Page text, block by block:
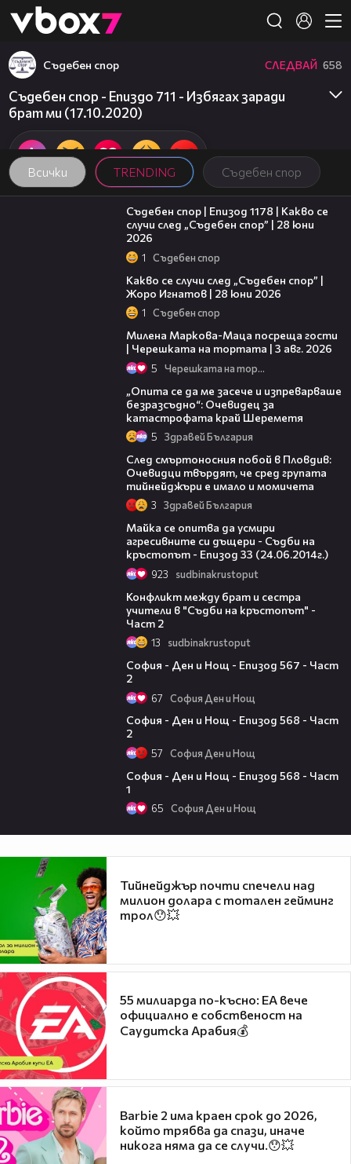
👾
Всички TRENDING Съдебен спор
Съдебен спор СЛЕДВАЙ 658
Съдебен спор - Епиздо 711 - Избягах заради
брат ми (17.10.2020)
47:02
Съдебен спор | Епизод 1178 | Какво се
случи след „Съдебен спор” | 28 юни
2026
1 Съдебен спор
Какво се случи след „Съдебен спор” |
Жоро Игнатов | 28 юни 2026
1 Съдебен спор
Милена Маркова-Маца посреща гости
| Черешката на тортата | 3 авг. 2026
5 Черешката на тортата
„Опита се да ме засече и изпреварваше
безразсъдно“: Очевидец за
катастрофата край Шереметя
5 Здравей България
След смъртоносния побой в Пловдив:
Очевидци твърдят, че сред групата
тийнейджъри е имало и момичета
3 Здравей България
Майка се опитва да усмири
агресивните си дъщери - Съдби на
кръстопът - Епизод 33 (24.06.2014г.)
923 sudbinakrustoput
Конфликт между брат и сестра
учители в "Съдби на кръстопът" -
Част 2
13 sudbinakrustoput
София - Ден и Нощ - Епизод 567 - Част
2
67 София Ден и Нощ
София - Ден и Нощ - Епизод 568 - Част
2
57 София Ден и Нощ
София - Ден и Нощ - Епизод 568 - Част
1
65 София Ден и Нощ
Тийнейджър почти спечели над
милион долара с тотален гейминг
трол😯💥
55 милиарда по-късно: EA вече
официално е собственост на
Саудитска Арабия💰
Barbie 2 има краен срок до 2026,
който трябва да спази, иначе
никога няма да се случи.😯💥